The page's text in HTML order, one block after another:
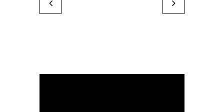
Christian Foutrel